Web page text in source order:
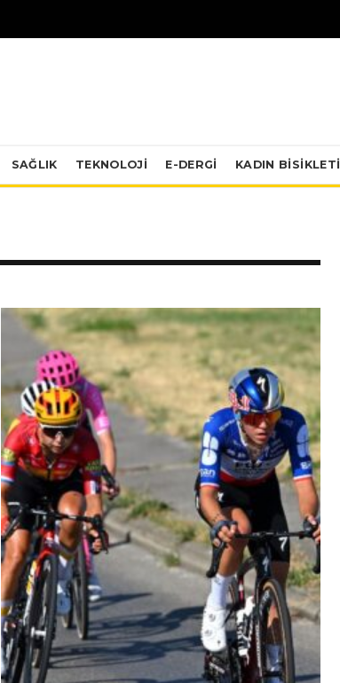
SAĞLIK TEKNOLOJI E-DERGİ KADIN BISIKLETI